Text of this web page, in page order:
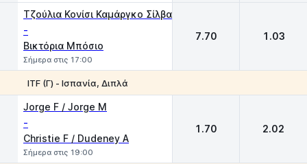
Τζούλια Κονίσι Καμάργκο Σίλβα
-
Βικτόρια Μπόσιο
Σήμερα στις 17:00
7.70 1.03
ITF (Γ) - Ισπανία, Διπλά
Jorge F / Jorge M
-
Christie F / Dudeney A
Σήμερα στις 19:00
1.70 2.02